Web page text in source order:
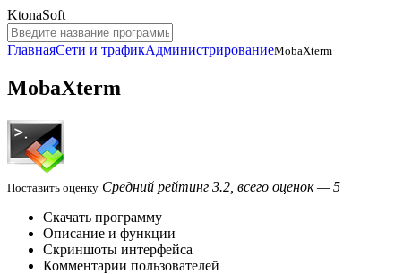
KtonaSoft
ГлавнаяСети и трафикАдминистрированиеMobaXterm
MobaXterm
Поставить оценку Средний рейтинг 3.2, всего оценок — 5
Скачать программу
Описание и функции
Скриншоты интерфейса
Комментарии пользователей